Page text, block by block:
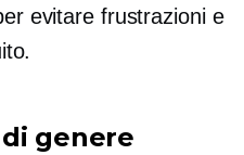
evitare frustrazioni e
genere